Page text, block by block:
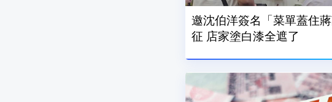
邀沈伯洋簽名「菜單蓋住
征 店家塗白漆全遮了